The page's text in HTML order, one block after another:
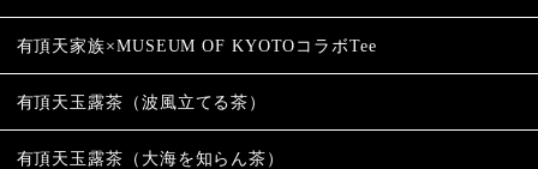
有頂天家族×MUSEUM OF KYOTOコラボTee
有頂天玉露茶（波風立てる茶）
有頂天玉露茶（大海を知らん茶）